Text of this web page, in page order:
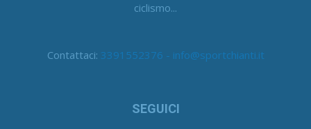
ciclismo...
Contattaci: 3391552376 - info@sportchianti.it
SEGUICI